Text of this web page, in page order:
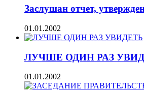
Заслушан отчет,
01.01.2002
ЛУЧШЕ ОДИН РАЗ
01.01.2002